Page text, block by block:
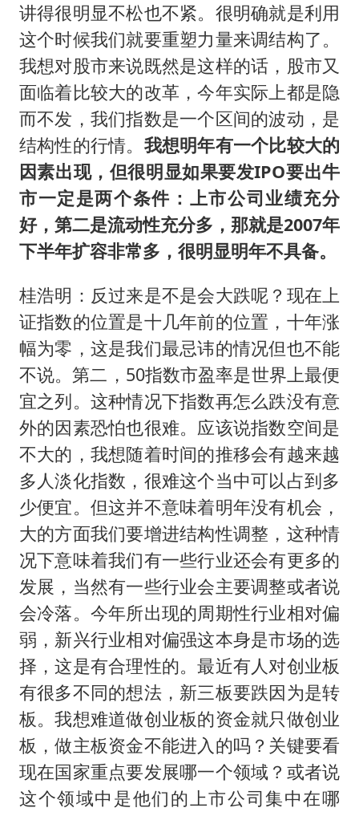
讲得很明显不松也不紧。很明确就是利用
这个时候我们就要重塑力量来调结构了。
我想对股市来说既然是这样的话，股市又
面临着比较大的改革，今年实际上都是隐
而不发，我们指数是一个区间的波动，是
结构性的行情。 我想明年有一个比较大的
因素出现，但很明显如果要发IPO要出牛
市一定是两个条件：上市公司业绩充分
好，第二是流动性充分多，那就是2007年
下半年扩容非常多，很明显明年不具备。
桂浩明：反过来是不是会大跌呢？现在上
证指数的位置是十几年前的位置，十年涨
幅为零，这是我们最忌讳的情况但也不能
不说。第二，50指数市盈率是世界上最便
宜之列。这种情况下指数再怎么跌没有意
外的因素恐怕也很难。应该说指数空间是
不大的，我想随着时间的推移会有越来越
多人淡化指数，很难这个当中可以占到多
少便宜。但这并不意味着明年没有机会，
大的方面我们要增进结构性调整，这种情
况下意味着我们有一些行业还会有更多的
发展，当然有一些行业会主要调整或者说
会冷落。今年所出现的周期性行业相对偏
弱，新兴行业相对偏强这本身是市场的选
择，这是有合理性的。最近有人对创业板
有很多不同的想法，新三板要跌因为是转
板。我想难道做创业板的资金就只做创业
板，做主板资金不能进入的吗？关键要看
现在国家重点要发展哪一个领域？或者说
这个领域中是他们的上市公司集中在哪